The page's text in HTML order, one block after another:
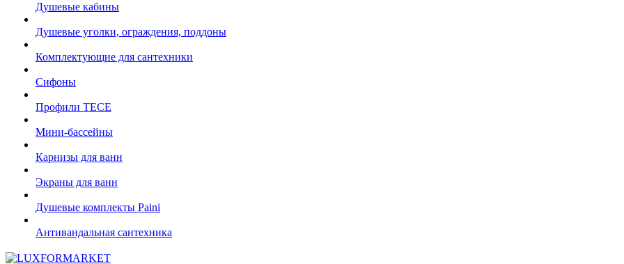
Душевые кабины
Душевые уголки, ограждения, поддоны
Комплектующие для сантехники
Сифоны
Профили TECE
Мини-бассейны
Карнизы для ванн
Экраны для ванн
Душевые комплекты Paini
Антивандальная сантехника